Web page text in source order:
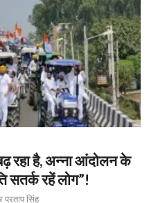
रहा है, अन्ना आंदोलन के
सतर्क रहें लोग”!
सिंह